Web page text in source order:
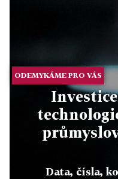
ODEMYKÁME PRO VÁS
Data, čísla,